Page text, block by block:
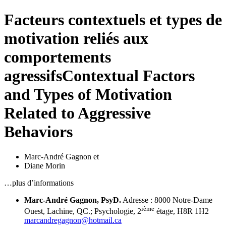
Facteurs contextuels et types de
motivation reliés aux
comportements
agressifsContextual Factors
and Types of Motivation
Related to Aggressive
Behaviors
Marc-André Gagnon et
Diane Morin
…plus d’informations
Marc-André Gagnon, PsyD. Adresse : 8000 Notre-Dame
Ouest, Lachine, QC.; Psychologie, 2ième étage, H8R 1H2
marcandregagnon@hotmail.ca